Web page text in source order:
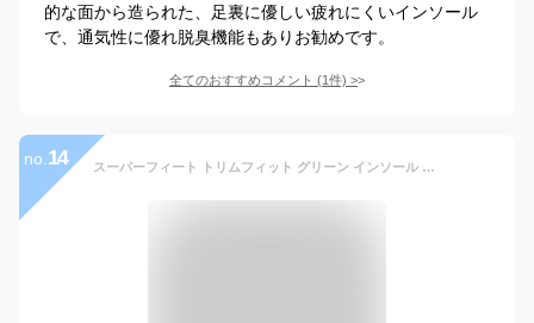
的な面から造られた、足裏に優しい疲れにくいインソール
で、通気性に優れ脱臭機能もありお勧めです。
全てのおすすめコメント (1件) >
no. 14 スーパーフィート トリムフィット グリーン インソール 中敷き SUPER feet TRIM FIT GREEN 男女兼用